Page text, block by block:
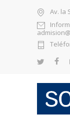
Av. la